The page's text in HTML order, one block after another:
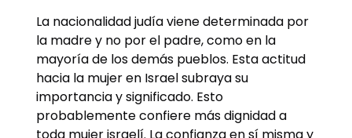
La nacionalidad judía viene determinada por
la madre y no por el padre, como en la
mayoría de los demás pueblos. Esta actitud
hacia la mujer en Israel subraya su
importancia y significado. Esto
probablemente confiere más dignidad a
toda mujer israelí. La confianza en sí misma y